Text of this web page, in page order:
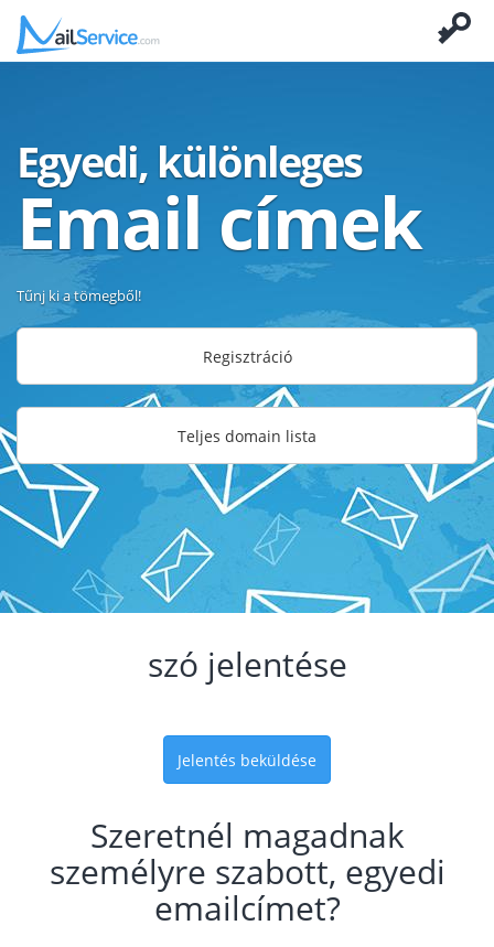
Egyedi, különleges
Email címek
Tűnj ki a tömegből!
Regisztráció
Teljes domain lista
szó jelentése
Jelentés beküldése
Szeretnél magadnak
személyre szabott, egyedi
emailcímet?